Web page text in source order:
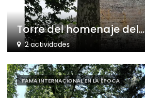
Torre del homenaje del...
2 actividades
FAMA INTERNACIONAL EN LA ÉPOCA